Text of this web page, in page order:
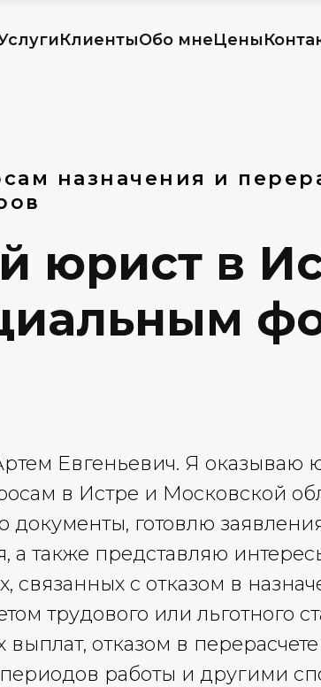
КлиентыОбо мнеЦены
назначения и
юрист в
Евгеньевич. Я
в Истре и Московской
документы, готовлю
а также представляю
связанных с отказом в
трудового или льготного
отказом в
работы и другими